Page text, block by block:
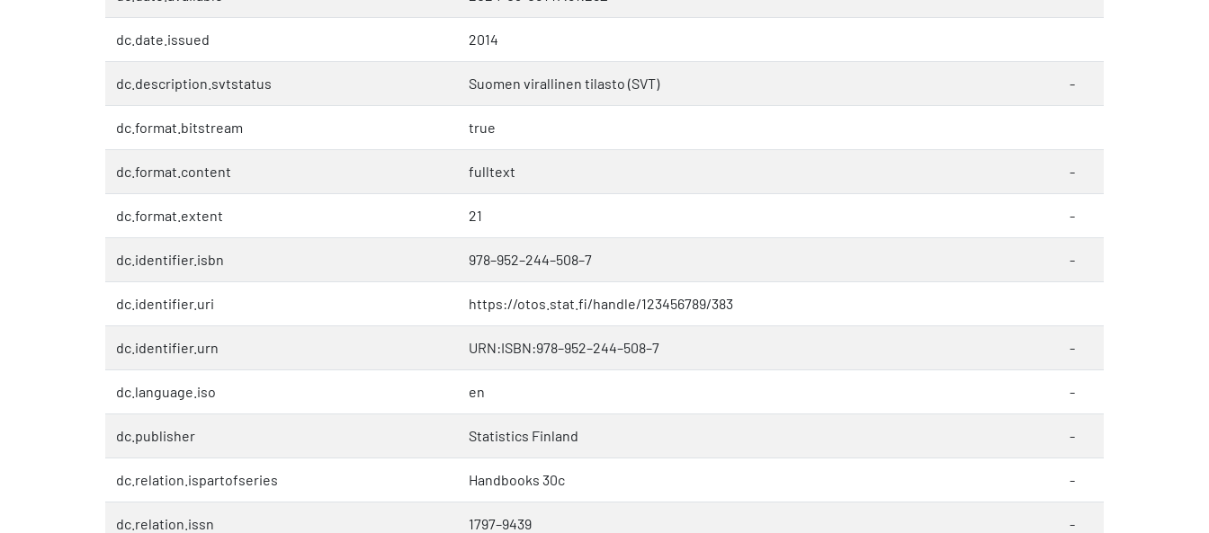
dc.date.issued 2014
dc.description.svtstatus Suomen virallinen tilasto (SVT) -
dc.format.bitstream true
dc.format.content fulltext -
dc.format.extent 21 -
dc.identifier.isbn 978–952–244–508–7 -
dc.identifier.uri https://otos.stat.fi/handle/123456789/383
dc.identifier.urn URN:ISBN:978–952–244–508–7 -
dc.language.iso en -
dc.publisher Statistics Finland -
dc.relation.ispartofseries Handbooks 30c -
dc.relation.issn 1797–9439 -